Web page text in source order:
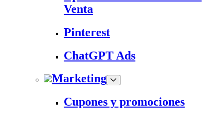
Venta
Pinterest
ChatGPT Ads
Marketing
Cupones y promociones